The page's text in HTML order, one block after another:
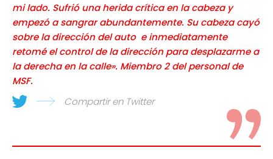
mi lado. Sufrió una herida crítica en la cabeza y
empezó a sangrar abundantemente. Su cabeza cayó
sobre la dirección del auto e inmediatamente
retomé el control de la dirección para desplazarme a
la derecha en la calle». Miembro 2 del personal de
MSF.
Compartir en Twitter